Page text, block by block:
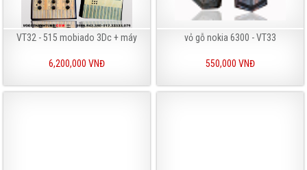
VT32 - 515 mobiado 3Dc + máy
6,200,000 VNĐ
vỏ gỗ nokia 6300 - VT33
550,000 VNĐ